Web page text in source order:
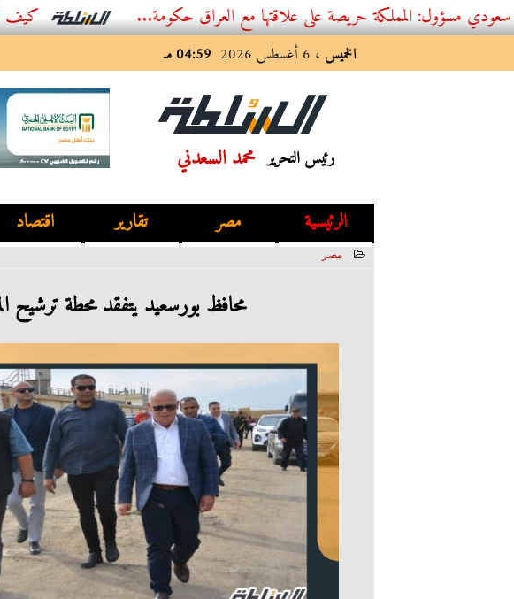
المملكة حريصة على علاقتها مع العراق حكومة... كيف تحمي منزلك
الخميس ، 6 أغسطس 2026 04:59 مـ
رئيس التحرير محمد السعدني
الرئيسية مصر تقارير اقتصاد
مصر
محافظ بورسعيد يتفقد محطة ترشيح